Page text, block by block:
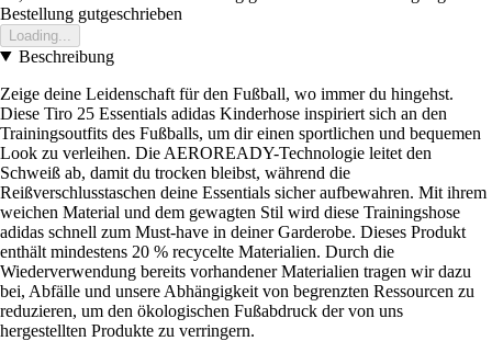
Bestellung gutgeschrieben
Loading...
Beschreibung
Zeige deine Leidenschaft für den Fußball, wo immer du hingehst.
Diese Tiro 25 Essentials adidas Kinderhose inspiriert sich an den
Trainingsoutfits des Fußballs, um dir einen sportlichen und bequemen
Look zu verleihen. Die AEROREADY-Technologie leitet den
Schweiß ab, damit du trocken bleibst, während die
Reißverschlusstaschen deine Essentials sicher aufbewahren. Mit ihrem
weichen Material und dem gewagten Stil wird diese Trainingshose
adidas schnell zum Must-have in deiner Garderobe. Dieses Produkt
enthält mindestens 20 % recycelte Materialien. Durch die
Wiederverwendung bereits vorhandener Materialien tragen wir dazu
bei, Abfälle und unsere Abhängigkeit von begrenzten Ressourcen zu
reduzieren, um den ökologischen Fußabdruck der von uns
hergestellten Produkte zu verringern.